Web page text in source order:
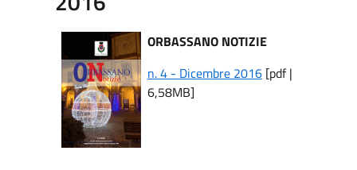
ORBASSANO NOTIZIE
n. 4 - Dicembre 2016[pdf |
6,58MB]